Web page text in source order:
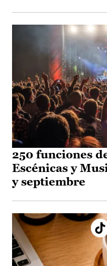
250 funciones
Escénicas y
y septiembre